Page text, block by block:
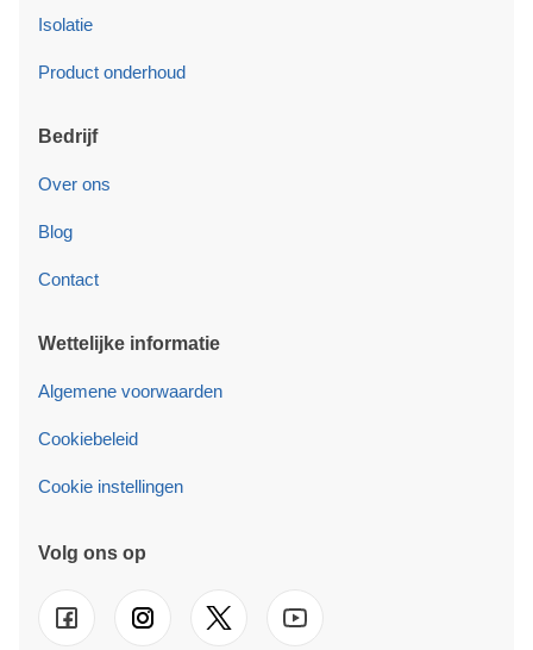
Isolatie
Product onderhoud
Bedrijf
Over ons
Blog
Contact
Wettelijke informatie
Algemene voorwaarden
Cookiebeleid
Cookie instellingen
Volg ons op